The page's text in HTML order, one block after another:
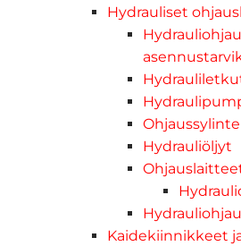
Hydrauliset
Hydrauliöljyt
Kaidekiinnikkeet